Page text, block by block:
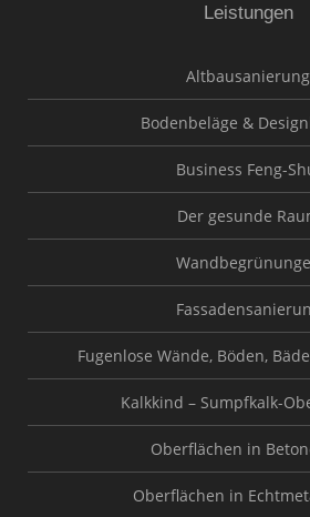
Leistungen
Altbausanierung
Bodenbeläge &
Business Feng-
Der gesunde
Fugenlose Wände, Böden,
Kalkkind – Sumpfkalk-
Oberflächen in
Oberflächen in